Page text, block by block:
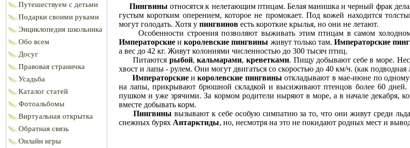
Путешествуем с детьми
Подарки своими руками
Энциклопедия школьника
Обо всем
Досуг
Правовая страничка
Усадьба
Каталог статей
Фотоальбомы
Виртуальная открытка
Обратная связь
Онлайн игры
Пингвины относятся к нелетающим птицам. Белая манишка и черный фрак
густым коротким оперением, которое не промокает. Под кожей находится
могут голодать. Хотя у пингвинов есть короткие крылья, но они не летают.
Особенности строения позволяют выживать этим птицам в самом
Императорские икоролевские пингвины живут только там. Императорские
а вес до 42 кг. Живут колониями численностью до 300 тысяч птиц.
Питаются рыбой,кальмарами, креветками. Пищу добывают себе в море.
хвост и лапы - рулем. Они могут двигаться со скоростью до 40 км/ч. (как подводная
Императорскиеикоролевские пингвины откладывают в мае-июне по
на лапы, прикрывают брюшной складкой и высиживают птенцов более 60
пушком и уже зрячими. За кормом родители ныряют в море, а в начале декабря,
вместе добывать корм.
Пингвины вызывают к себе особую симпатию за то, что они живут среди
снежных бурях Антарктиды, но, несмотря на это не покидают родных мест и